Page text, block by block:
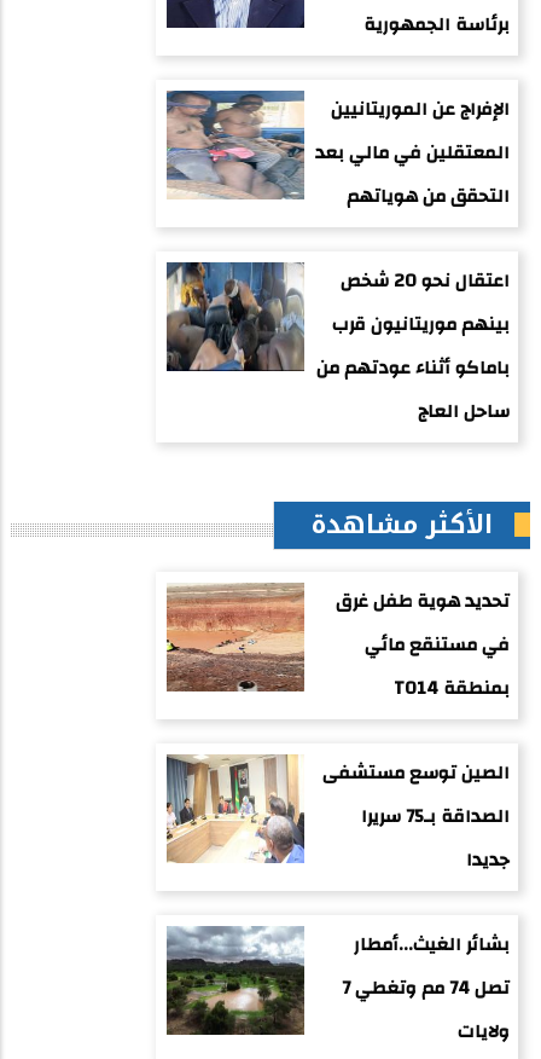
برئاسة الجمهورية
الإفراج عن الموريتانيين
المعتقلين في مالي بعد
التحقق من هوياتهم
اعتقال نحو 20 شخص
بينهم موريتانيون قرب
باماكو أثناء عودتهم من
ساحل العاج
الأكثر مشاهدة
تحديد هوية طفل غرق
في مستنقع مائي
بمنطقة TO14
الصين توسع مستشفى
الصداقة بـ75 سريرا
جديدا
بشائر الغيث...أمطار
تصل 74 مم وتغطي 7
ولايات